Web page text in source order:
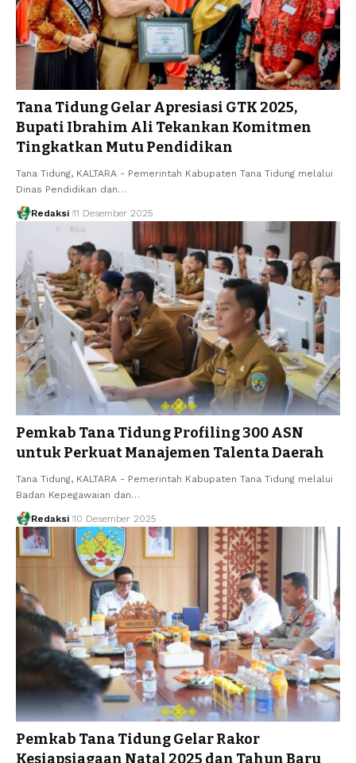
Tana Tidung Gelar Apresiasi GTK 2025,
Bupati Ibrahim Ali Tekankan Komitmen
Tingkatkan Mutu Pendidikan
Tana Tidung, KALTARA - Pemerintah Kabupaten Tana Tidung melalui
Dinas Pendidikan dan…
Redaksi 11 Desember 2025
Pemkab Tana Tidung Profiling 300 ASN
untuk Perkuat Manajemen Talenta Daerah
Tana Tidung, KALTARA - Pemerintah Kabupaten Tana Tidung melalui
Badan Kepegawaian dan…
Redaksi 10 Desember 2025
Pemkab Tana Tidung Gelar Rakor
Kesiapsiagaan Natal 2025 dan Tahun Baru